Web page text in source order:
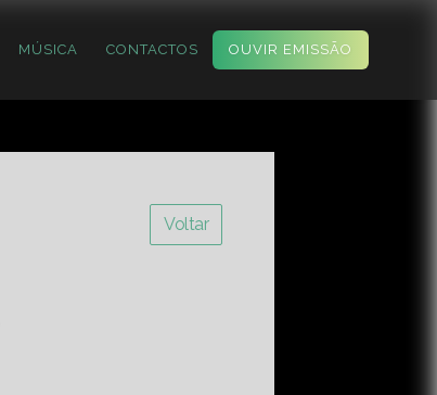
MÚSICA CONTACTOS OUVIR EMISSÃO
Voltar